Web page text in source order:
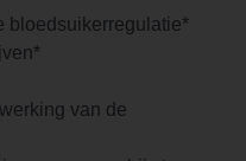
bloedsuikerregulatie*
van de